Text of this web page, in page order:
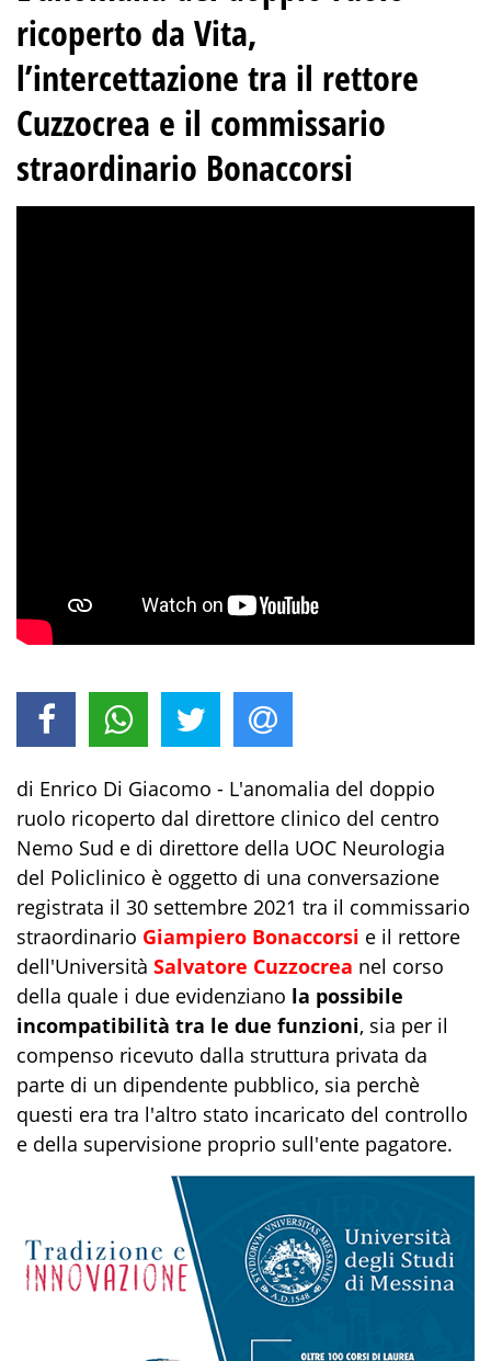
ricoperto da Vita,
l’intercettazione tra il rettore
Cuzzocrea e il commissario
straordinario Bonaccorsi
di Enrico Di Giacomo - L'anomalia del doppio
ruolo ricoperto dal direttore clinico del centro
Nemo Sud e di direttore della UOC Neurologia
del Policlinico è oggetto di una conversazione
registrata il 30 settembre 2021 tra il commissario
straordinario Giampiero Bonaccorsi e il rettore
dell'Università Salvatore Cuzzocrea nel corso
della quale i due evidenziano la possibile
incompatibilità tra le due funzioni, sia per il
compenso ricevuto dalla struttura privata da
parte di un dipendente pubblico, sia perchè
questi era tra l'altro stato incaricato del controllo
e della supervisione proprio sull'ente pagatore.